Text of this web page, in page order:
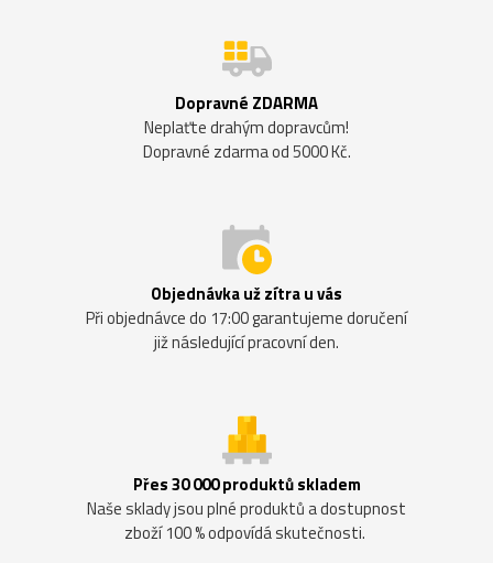
Dopravné ZDARMA
Neplaťte drahým dopravcům!
Dopravné zdarma od 5000 Kč.
Objednávka už zítra u vás
Při objednávce do 17:00 garantujeme doručení
již následující pracovní den.
Přes 30 000 produktů skladem
Naše sklady jsou plné produktů a dostupnost
zboží 100 % odpovídá skutečnosti.